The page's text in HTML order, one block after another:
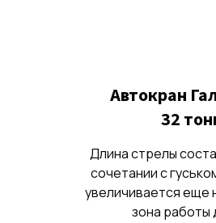
Автокран
32
Длина стрелы
сочетании с
увеличивается еще
зона работы